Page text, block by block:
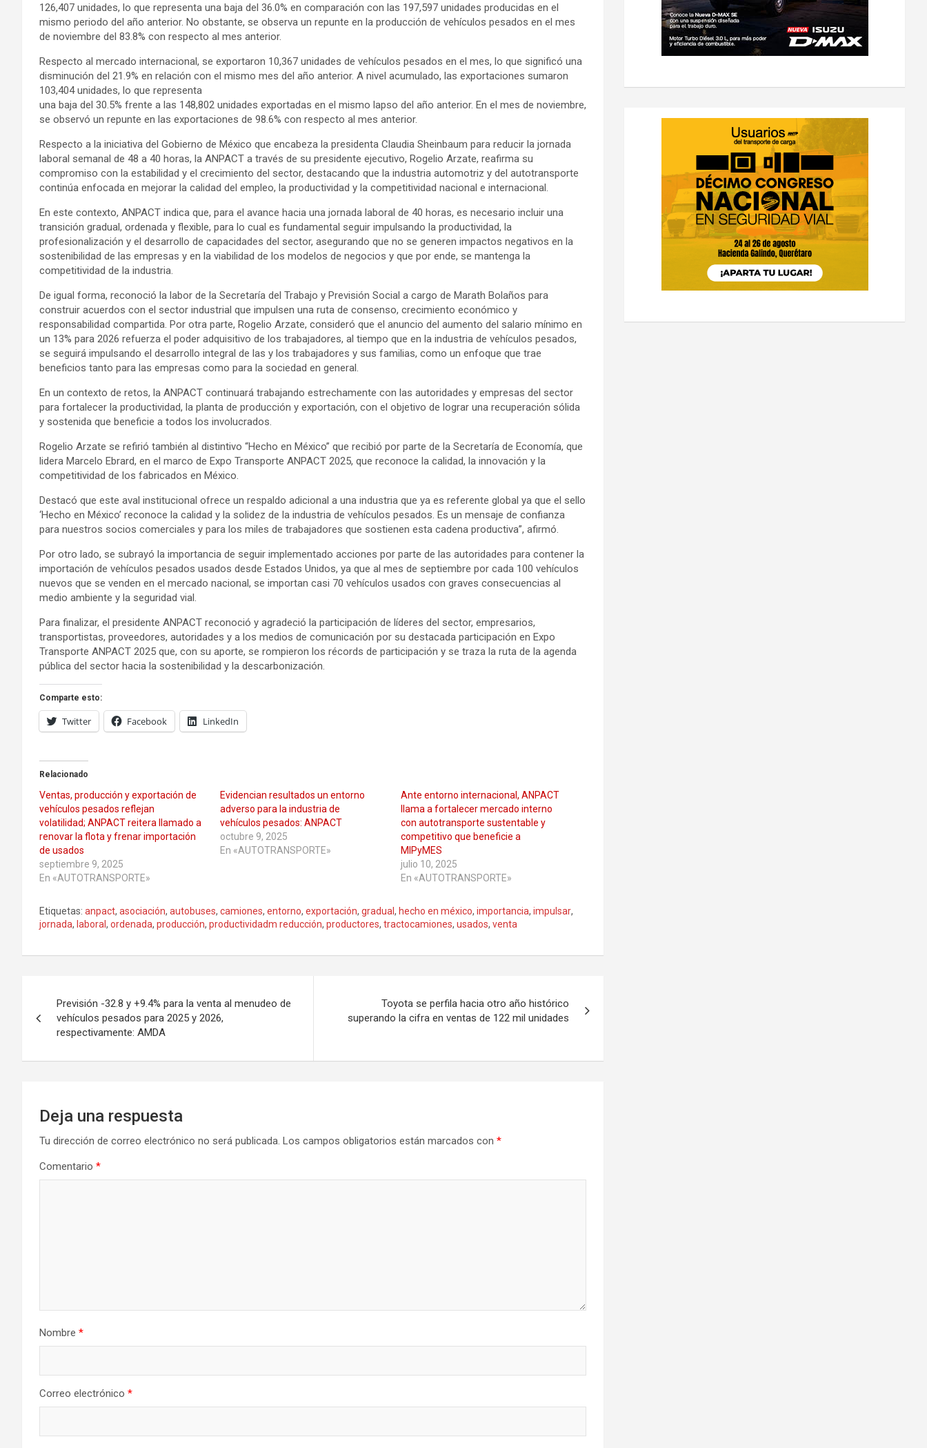
126,407 unidades, lo que representa una baja del 36.0% en comparación con las 197,597 unidades producidas en el
mismo periodo del año anterior. No obstante, se observa un repunte en la producción de vehículos pesados en el mes
de noviembre del 83.8% con respecto al mes anterior.
Respecto al mercado internacional, se exportaron 10,367 unidades de vehículos pesados en el mes, lo que significó una
disminución del 21.9% en relación con el mismo mes del año anterior. A nivel acumulado, las exportaciones sumaron
103,404 unidades, lo que representa
una baja del 30.5% frente a las 148,802 unidades exportadas en el mismo lapso del año anterior. En el mes de noviembre,
se observó un repunte en las exportaciones de 98.6% con respecto al mes anterior.
Respecto a la iniciativa del Gobierno de México que encabeza la presidenta Claudia Sheinbaum para reducir la jornada
laboral semanal de 48 a 40 horas, la ANPACT a través de su presidente ejecutivo, Rogelio Arzate, reafirma su
compromiso con la estabilidad y el crecimiento del sector, destacando que la industria automotriz y del autotransporte
continúa enfocada en mejorar la calidad del empleo, la productividad y la competitividad nacional e internacional.
En este contexto, ANPACT indica que, para el avance hacia una jornada laboral de 40 horas, es necesario incluir una
transición gradual, ordenada y flexible, para lo cual es fundamental seguir impulsando la productividad, la
profesionalización y el desarrollo de capacidades del sector, asegurando que no se generen impactos negativos en la
sostenibilidad de las empresas y en la viabilidad de los modelos de negocios y que por ende, se mantenga la
competitividad de la industria.
De igual forma, reconoció la labor de la Secretaría del Trabajo y Previsión Social a cargo de Marath Bolaños para
construir acuerdos con el sector industrial que impulsen una ruta de consenso, crecimiento económico y
responsabilidad compartida. Por otra parte, Rogelio Arzate, consideró que el anuncio del aumento del salario mínimo en
un 13% para 2026 refuerza el poder adquisitivo de los trabajadores, al tiempo que en la industria de vehículos pesados,
se seguirá impulsando el desarrollo integral de las y los trabajadores y sus familias, como un enfoque que trae
beneficios tanto para las empresas como para la sociedad en general.
En un contexto de retos, la ANPACT continuará trabajando estrechamente con las autoridades y empresas del sector
para fortalecer la productividad, la planta de producción y exportación, con el objetivo de lograr una recuperación sólida
y sostenida que beneficie a todos los involucrados.
Rogelio Arzate se refirió también al distintivo “Hecho en México” que recibió por parte de la Secretaría de Economía, que
lidera Marcelo Ebrard, en el marco de Expo Transporte ANPACT 2025, que reconoce la calidad, la innovación y la
competitividad de los fabricados en México.
Destacó que este aval institucional ofrece un respaldo adicional a una industria que ya es referente global ya que el sello
‘Hecho en México’ reconoce la calidad y la solidez de la industria de vehículos pesados. Es un mensaje de confianza
para nuestros socios comerciales y para los miles de trabajadores que sostienen esta cadena productiva”, afirmó.
Por otro lado, se subrayó la importancia de seguir implementado acciones por parte de las autoridades para contener la
importación de vehículos pesados usados desde Estados Unidos, ya que al mes de septiembre por cada 100 vehículos
nuevos que se venden en el mercado nacional, se importan casi 70 vehículos usados con graves consecuencias al
medio ambiente y la seguridad vial.
Para finalizar, el presidente ANPACT reconoció y agradeció la participación de líderes del sector, empresarios,
transportistas, proveedores, autoridades y a los medios de comunicación por su destacada participación en Expo
Transporte ANPACT 2025 que, con su aporte, se rompieron los récords de participación y se traza la ruta de la agenda
pública del sector hacia la sostenibilidad y la descarbonización.
Comparte esto:
Twitter Facebook LinkedIn
Relacionado
Ventas, producción y exportación de
vehículos pesados reflejan
volatilidad; ANPACT reitera llamado a
renovar la flota y frenar importación
de usados
septiembre 9, 2025
En «AUTOTRANSPORTE»
Evidencian resultados un entorno
adverso para la industria de
vehículos pesados: ANPACT
octubre 9, 2025
En «AUTOTRANSPORTE»
Ante entorno internacional, ANPACT
llama a fortalecer mercado interno
con autotransporte sustentable y
competitivo que beneficie a
MIPyMES
julio 10, 2025
En «AUTOTRANSPORTE»
Etiquetas: anpact, asociación, autobuses, camiones, entorno, exportación, gradual , hecho en méxico, importancia, impulsar,
jornada, laboral , ordenada, producción, productividadm reducción, productores, tractocamiones, usados, venta
de
entradas
Previsión -32.8 y +9.4% para la venta al menudeo de
vehículos pesados para 2025 y 2026,
respectivamente: AMDA
Toyota se perfila hacia otro año histórico
superando la cifra en ventas de 122 mil unidades
Deja una respuesta
Tu dirección de correo electrónico no será publicada. Los campos obligatorios están marcados con *
Comentario *
Nombre *
Correo electrónico *